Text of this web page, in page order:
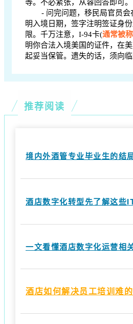
等。不必紧张，从容回答即可。
- 问完问题，移民局官员
明入境日期，签字注明签证身
限。千万注意，I-94卡(通常被
明你合法入境美国的证件，在
起妥当保管。遗失的话，须向临
推荐阅读
境内外酒管专业毕业生的结
酒店数字化转型先了解这些
一文看懂酒店数字化运营相
酒店如何解决员工培训难